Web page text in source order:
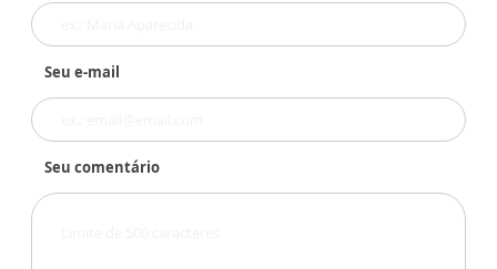
Seu e-mail
Seu comentário